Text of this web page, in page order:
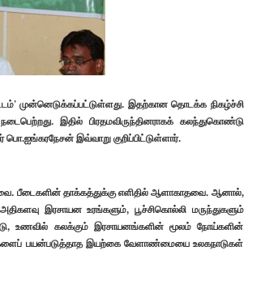
முன்னெடுக்கப்பட்டுள்ளது. இதற்கான தொடக்க நிகழ்ச்சி
இதில் பிரதமவிருந்தினராகக் கலந்துகொண்டு
இவ்வாறு குறிப்பிட்டுள்ளார்.
பீடைகளின் தாக்கத்துக்கு எளிதில் ஆளாகாதவை. ஆனால்,
இரசாயன உரங்களும், பூச்சிகொல்லி மருந்துகளும்
உணவில் கலக்கும் இரசாயனங்களின் மூலம் நோய்களின்
பயன்படுத்தாத இயற்கை வேளாண்மையை உலகநாடுகள்